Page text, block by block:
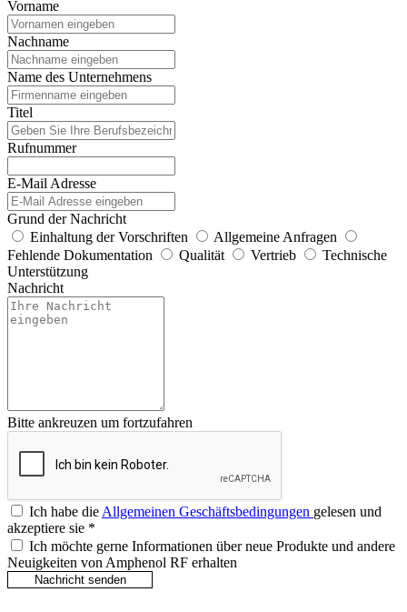
Vorname
Nachname
Name des Unternehmens
Titel
Rufnummer
E-Mail Adresse
Grund der Nachricht
Einhaltung der Vorschriften
Allgemeine Anfragen
Fehlende Dokumentation
Qualität Vertrieb
Technische
Unterstützung
Nachricht
Bitte ankreuzen um fortzufahren
Ich habe die Allgemeinen Geschäftsbedingungen gelesen und
akzeptiere sie *
Ich möchte gerne Informationen über neue Produkte und andere
Neuigkeiten von Amphenol RF erhalten